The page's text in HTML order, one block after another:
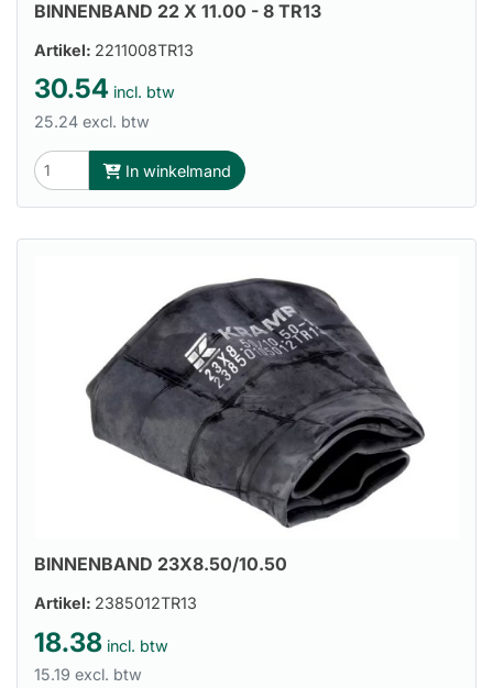
BINNENBAND 22 X 11.00 - 8 TR13
Artikel: 2211008TR13
30.54 incl. btw
25.24 excl. btw
In winkelmand
BINNENBAND 23X8.50/10.50
Artikel: 2385012TR13
18.38 incl. btw
15.19 excl. btw